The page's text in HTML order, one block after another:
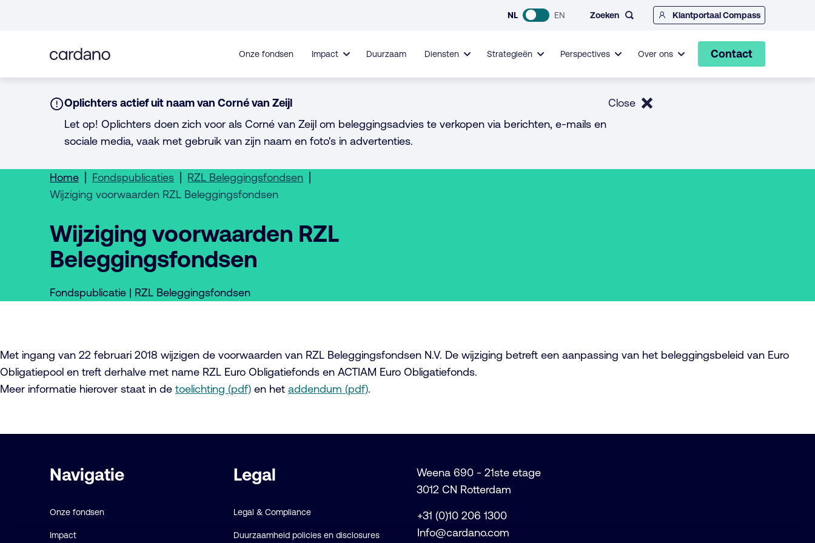
inhoud
NL EN Zoeken Klantportaal Compass
Onze fondsen Impact Duurzaam Diensten Strategieën Perspectives Over ons Contact
Notice:
Oplichters actief uit naam van Corné van Zeijl
Let op! Oplichters doen zich voor als Corné van Zeijl om beleggingsadvies te verkopen via berichten, e-mails en
sociale media, vaak met gebruik van zijn naam en foto's in advertenties.
Close
Home Fondspublicaties
RZL Beleggingsfondsen
Wijziging voorwaarden RZL Beleggingsfondsen
Wijziging voorwaarden RZL
Beleggingsfondsen
Fondspublicatie | RZL Beleggingsfondsen
Met ingang van 22 februari 2018 wijzigen de voorwaarden van RZL Beleggingsfondsen N.V. De wijziging betreft een aanpassing van het beleggingsbeleid van Euro
Obligatiepool en treft derhalve met name RZL Euro Obligatiefonds en ACTIAM Euro Obligatiefonds.
Meer informatie hierover staat in de toelichting (pdf) en het addendum (pdf).
links
Navigatie
Onze fondsen
Impact
Legal
Legal & Compliance
Duurzaamheid policies en disclosures
Weena 690 - 21ste etage
3012 CN Rotterdam
+31 (0)10 206 1300
Info@cardano.com